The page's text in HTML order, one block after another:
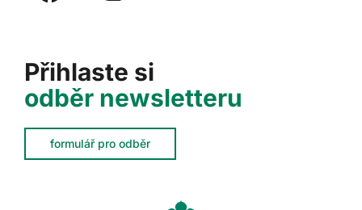
Přihlaste si
odběr newsletteru
formulář pro odběr